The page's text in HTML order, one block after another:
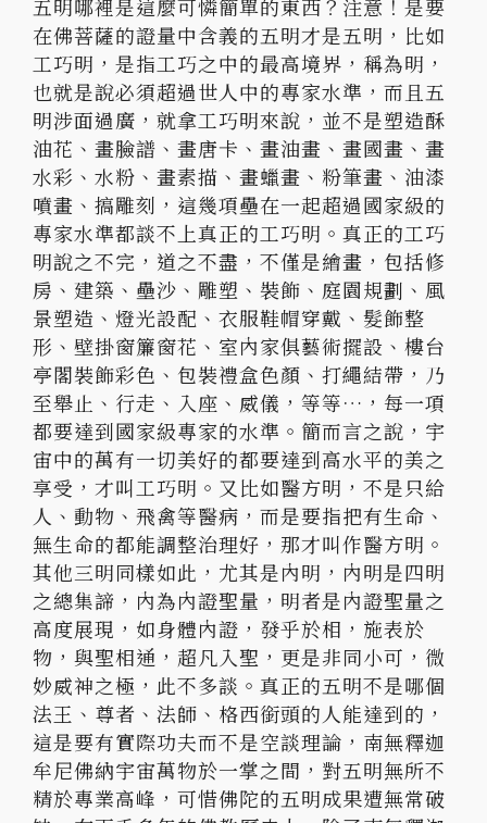
五明哪裡是這麼可憐簡單的東西？注意！是要
在佛菩薩的證量中含義的五明才是五明，比如
工巧明，是指工巧之中的最高境界，稱為明，
也就是說必須超過世人中的專家水準，而且五
明涉面過廣，就拿工巧明來說，並不是塑造酥
油花、畫臉譜、畫唐卡、畫油畫、畫國畫、畫
水彩、水粉、畫素描、畫蠟畫、粉筆畫、油漆
噴畫、搞雕刻，這幾項壘在一起超過國家級的
專家水準都談不上真正的工巧明。真正的工巧
明說之不完，道之不盡，不僅是繪畫，包括修
房、建築、壘沙、雕塑、裝飾、庭園規劃、風
景塑造、燈光設配、衣服鞋帽穿戴、髮飾整
形、壁掛窗簾窗花、室內家俱藝術擺設、樓台
亭閣裝飾彩色、包裝禮盒色顏、打繩結帶，乃
至舉止、行走、入座、威儀，等等…，每一項
都要達到國家級專家的水準。簡而言之說，宇
宙中的萬有一切美好的都要達到高水平的美之
享受，才叫工巧明。又比如醫方明，不是只給
人、動物、飛禽等醫病，而是要指把有生命、
無生命的都能調整治理好，那才叫作醫方明。
其他三明同樣如此，尤其是內明，內明是四明
之總集諦，內為內證聖量，明者是內證聖量之
高度展現，如身體內證，發乎於相，施表於
物，與聖相通，超凡入聖，更是非同小可，微
妙威神之極，此不多談。真正的五明不是哪個
法王、尊者、法師、格西銜頭的人能達到的，
這是要有實際功夫而不是空談理論，南無釋迦
牟尼佛納宇宙萬物於一掌之間，對五明無所不
精於專業高峰，可惜佛陀的五明成果遭無常破